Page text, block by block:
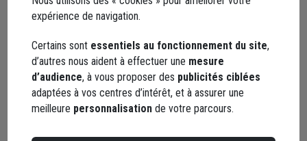
peuvent laisser un commentaire
5,0 / 5
1 avis
expérience de navigation.
Certains sont essentiels au fonctionnement du site,
d’autres nous aident à effectuer une mesure
d’audience, à vous proposer des publicités ciblées
adaptées à vos centres d’intérêt, et à assurer une
meilleure personnalisation de votre parcours.